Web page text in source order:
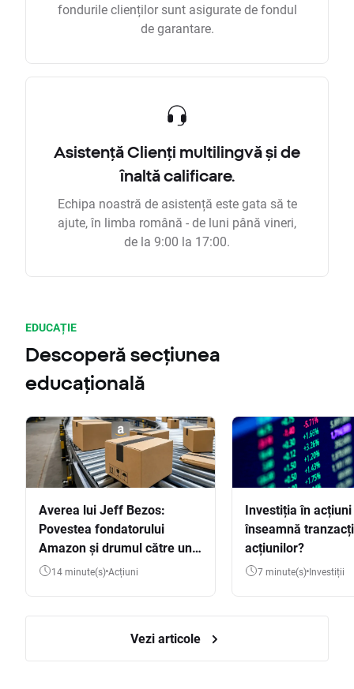
fondurile clienților sunt asigurate de fondul
de garantare.
Asistență Clienți multilingvă și de
înaltă calificare.
Echipa noastră de asistență este gata să te
ajute, în limba română - de luni până vineri,
de la 9:00 la 17:00.
EDUCAȚIE
Descoperă secțiunea
educațională
Averea lui Jeff Bezos:
Povestea fondatorului
Amazon și drumul către una
dintre cele mai mari averi
14 minute(s) Acțiuni
Investiția în
înseamnă
acțiunilor?
7 minute(s) Investiții
Vezi articole